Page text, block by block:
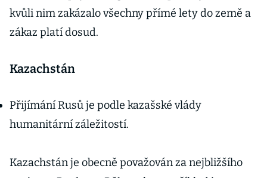
kvůli nim zakázalo všechny přímé lety do země a
zákaz platí dosud.
Kazachstán
Přijímání Rusů je podle kazašské vlády
humanitární záležitostí.
Kazachstán je obecně považován za nejbližšího